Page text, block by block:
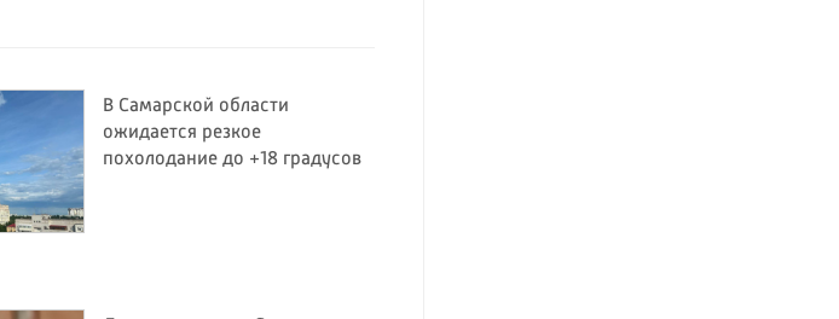
В Самарской области
ожидается резкое
похолодание до +18 градусов